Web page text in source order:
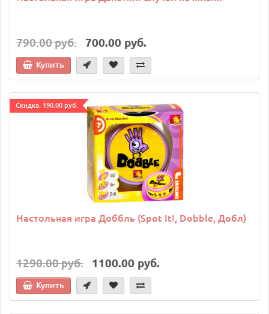
790.00 руб. 700.00 руб.
Купить
Cкидка: 190.00 руб.
Настольная игра Доббль (Spot It!, Dobble, Добл)
1290.00 руб. 1100.00 руб.
Купить